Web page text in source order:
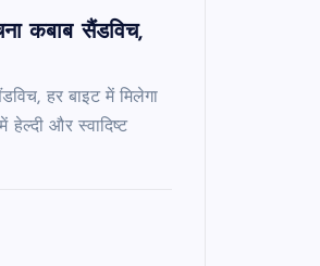
कबाब सैंडविच,
हर बाइट में मिलेगा
और स्वादिष्ट